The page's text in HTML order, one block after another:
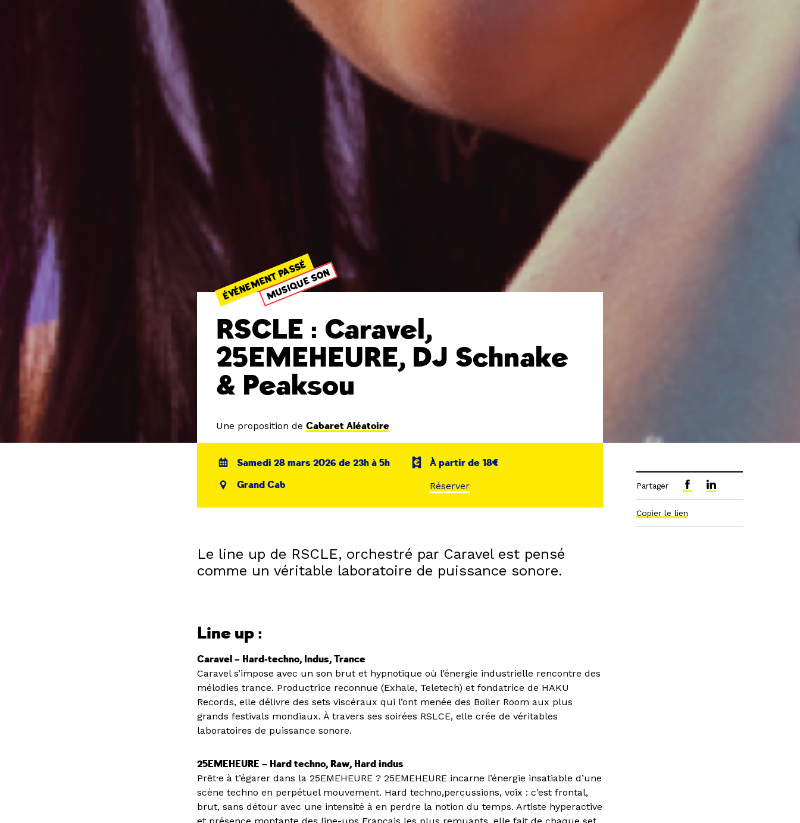
ÉVÉNEMENT PASSÉ
MUSIQUE SON
RSCLE : Caravel,
25EMEHEURE, DJ Schnake
& Peaksou
Une proposition deCabaret Aléatoire
Samedi 28 mars 2026 de 23h à 5h
À partir de 18€
Grand Cab
Réserver
Le line up de RSCLE, orchestré par Caravel est pensé
comme un véritable laboratoire de puissance sonore.
Line up :
Caravel – Hard-techno, Indus, Trance
Caravel s’impose avec un son brut et hypnotique où l’énergie industrielle rencontre des
mélodies trance. Productrice reconnue (Exhale, Teletech) et fondatrice de HAKU
Records, elle délivre des sets viscéraux qui l’ont menée des Boiler Room aux plus
grands festivals mondiaux. À travers ses soirées RSLCE, elle crée de véritables
laboratoires de puissance sonore.
25EMEHEURE – Hard techno, Raw, Hard indus
Prêt·e à t’égarer dans la 25EMEHEURE ? 25EMEHEURE incarne l’énergie insatiable d’une
scène techno en perpétuel mouvement. Hard techno,percussions, voix : c’est frontal,
brut, sans détour avec une intensité à en perdre la notion du temps. Artiste hyperactive
Partager
Copier le lien